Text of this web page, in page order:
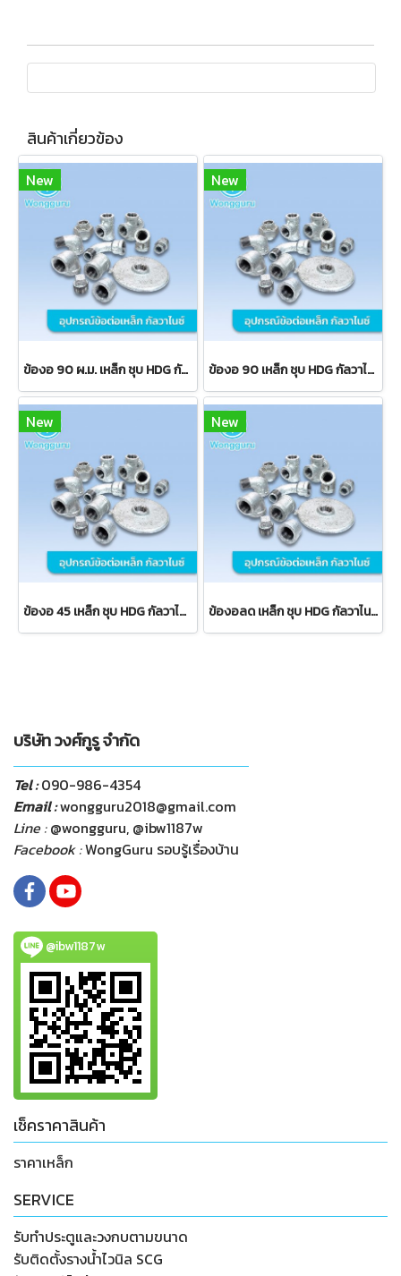
สินค้าเกี่ยวข้อง
New
ข้องอ 90 ผ.ม. เหล็ก ชุบ HDG กัลวาไนซ์ ข้อต่อประปา
New
ข้องอ 90 เหล็ก ชุบ HDG กัลวาไนซ์ ข้อต่อประปา
New
ข้องอ 45 เหล็ก ชุบ HDG กัลวาไนซ์ ข้อต่อประปา
New
ข้องอลด เหล็ก ชุบ HDG กัลวาไนซ์ ข้อต่อประปา
บริษัท วงศ์กูรู จำกัด
Tel :090-986-4354
Email :wongguru2018@gmail.com
Line :@wongguru, @ibw1187w
Facebook :WongGuru รอบรู้เรื่องบ้าน
@ibw1187w
เช็คราคาสินค้า
ราคาเหล็ก
SERVICE
รับทำประตูและวงกบตามขนาด
รับติดตั้งรางน้ำไวนิล SCG